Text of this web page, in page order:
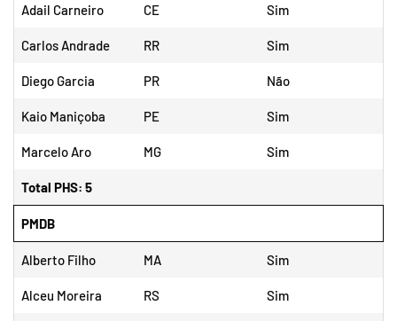
Adail Carneiro CE Sim
Carlos Andrade RR Sim
Diego Garcia PR Não
Kaio Maniçoba PE Sim
Marcelo Aro MG Sim
Total PHS: 5
PMDB
Alberto Filho MA Sim
Alceu Moreira RS Sim